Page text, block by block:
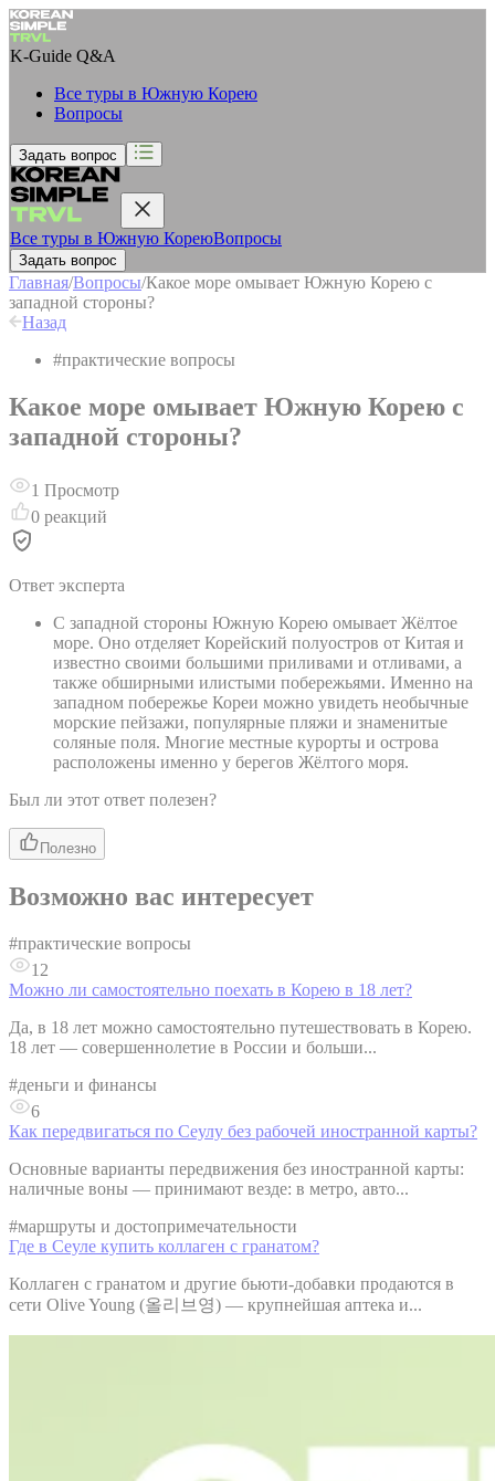
K-Guide Q&A
Все туры в Южную Корею
Вопросы
Задать вопрос
Все туры в Южную КореюВопросы
Задать вопрос
Главная/Вопросы/Какое море омывает Южную Корею с
западной стороны?
Назад
#практические вопросы
Какое море омывает Южную Корею с
западной стороны?
1 Просмотр
0 реакций
Ответ эксперта
С западной стороны Южную Корею омывает Жёлтое
море. Оно отделяет Корейский полуостров от Китая и
известно своими большими приливами и отливами, а
также обширными илистыми побережьями. Именно на
западном побережье Кореи можно увидеть необычные
морские пейзажи, популярные пляжи и знаменитые
соляные поля. Многие местные курорты и острова
расположены именно у берегов Жёлтого моря.
Был ли этот ответ полезен?
Полезно
Возможно вас интересует
#практические вопросы
12
Можно ли самостоятельно поехать в Корею в 18 лет?
Да, в 18 лет можно самостоятельно путешествовать в Корею.
18 лет — совершеннолетие в России и больши...
#деньги и финансы
6
Как передвигаться по Сеулу без рабочей иностранной карты?
Основные варианты передвижения без иностранной карты:
наличные воны — принимают везде: в метро, авто...
#маршруты и достопримечательности
Где в Сеуле купить коллаген с гранатом?
Коллаген с гранатом и другие бьюти-добавки продаются в
сети Olive Young (올리브영) — крупнейшая аптека и...